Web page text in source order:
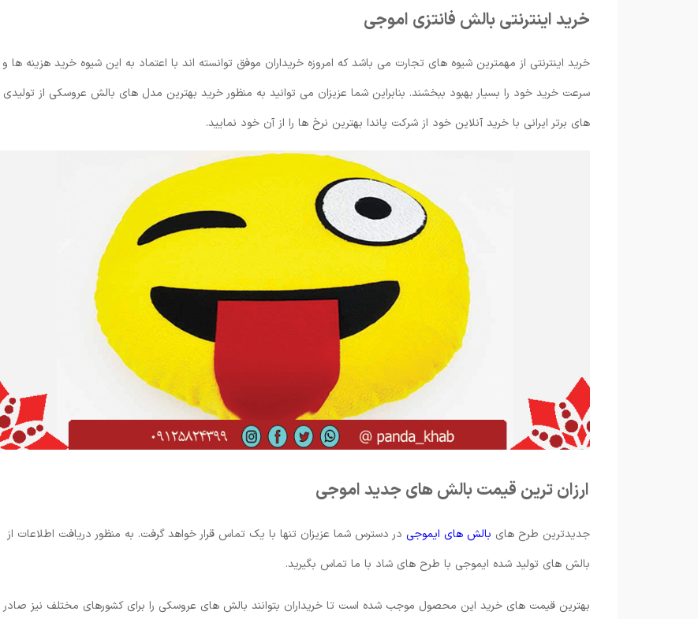
خرید اینترنتی بالش فانتزی اموجی
خرید اینترنتی از مهمترین شیوه های تجارت می ‌باشد که امروزه خریداران موفق توانسته اند با اعتماد به این شیوه خرید هزینه ها و
سرعت خرید خود را بسیار بهبود ببخشند. بنابراین شما عزیزان می توانید به منظور خرید بهترین مدل های بالش عروسکی از تولیدی
های برتر ایرانی با خرید آنلاین خود از شرکت پاندا بهترین نرخ ها را از آن خود نمایید.
ارزان ترین قیمت بالش های جدید اموجی
جدیدترین طرح های بالش های ایموجی در دسترس شما عزیزان تنها با یک تماس قرار خواهد گرفت. به منظور دریافت اطلاعات از
بالش های تولید شده ایموجی با طرح های شاد با ما تماس بگیرید.
بهترین قیمت های خرید این محصول موجب شده است تا خریداران بتوانند بالش های عروسکی را برای کشورهای مختلف نیز صادر